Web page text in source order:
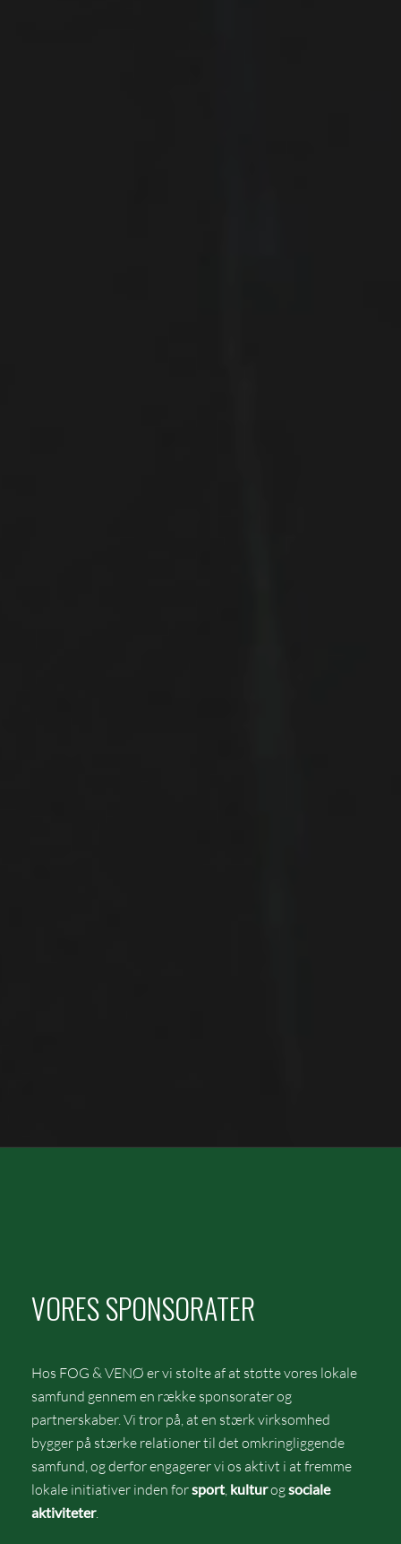
VORES SPONSORATER
Hos FOG & VENØ er vi stolte af at støtte vores lokale
samfund gennem en række sponsorater og
partnerskaber. Vi tror på, at en stærk virksomhed
bygger på stærke relationer til det omkringliggende
samfund, og derfor engagerer vi os aktivt i at fremme
lokale initiativer inden forsport, kulturogsociale
aktiviteter.